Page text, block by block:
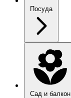
Посуда
Сад и балкон